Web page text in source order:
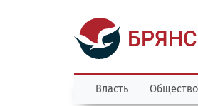
Власть Общество